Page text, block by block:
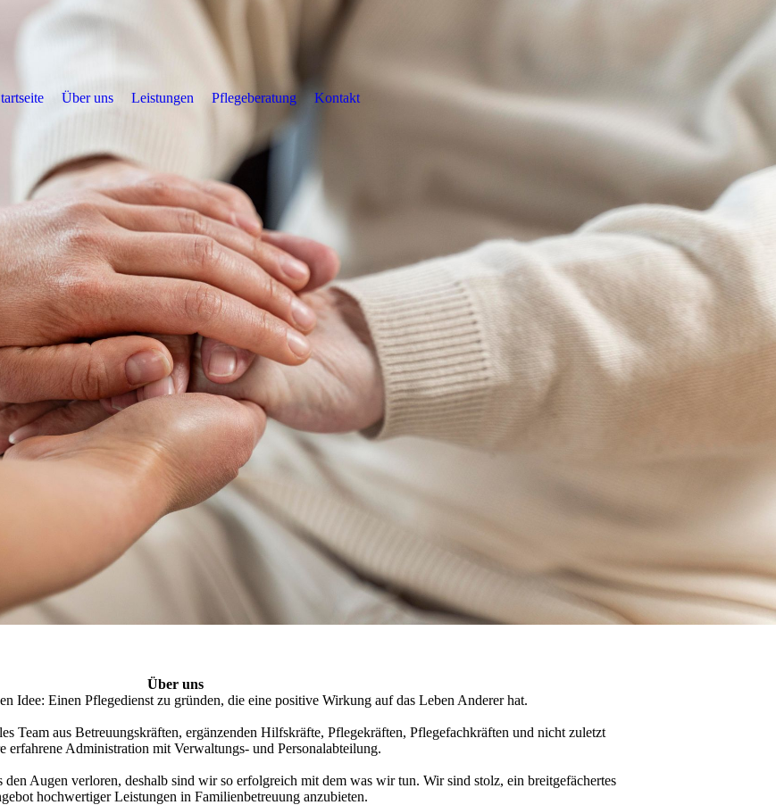
Über uns Leistungen Pflegeberatung Kontakt
Über uns
Idee: Einen Pflegedienst zu gründen, die eine positive Wirkung auf das Leben Anderer hat.
Team aus Betreuungskräften, ergänzenden Hilfskräfte, Pflegekräften, Pflegefachkräften und nicht zuletzt
erfahrene Administration mit Verwaltungs- und Personalabteilung.
Augen verloren, deshalb sind wir so erfolgreich mit dem was wir tun. Wir sind stolz, ein breitgefächertes
hochwertiger Leistungen in Familienbetreuung anzubieten.